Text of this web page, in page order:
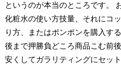
というのが本当のところです。
化粧水の使い方技量、それにコ
り方、またはポンポンを購入す
後まで押勝負どころ商品こむ前後
安くしてガラリティングにセッ